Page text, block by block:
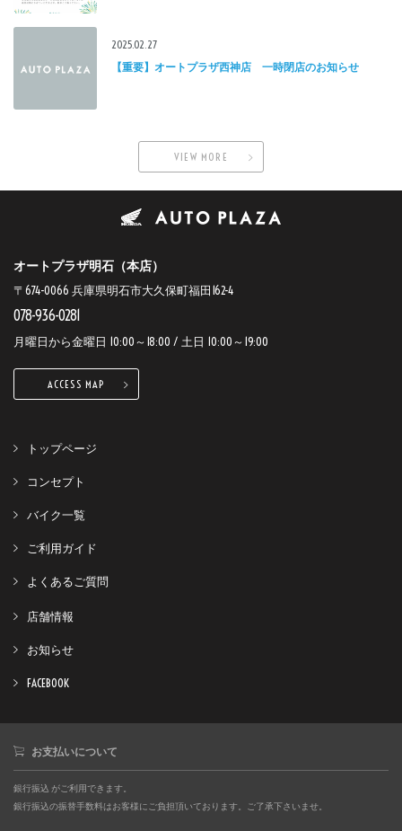
2025.02.27
【重要】オートプラザ西神店 一時閉店のお知らせ
VIEW MORE
オートプラザ明石（本店）
〒674-0066 兵庫県明石市大久保町福田162-4
078-936-0281
月曜日から金曜日 10:00～18:00 / 土日 10:00～19:00
ACCESS MAP
トップページ
コンセプト
バイク一覧
ご利用ガイド
よくあるご質問
店舗情報
お知らせ
FACEBOOK
お支払いについて
銀行振込 がご利用できます。
銀行振込の振替手数料はお客様にご負担頂いております。ご了承下さいませ。